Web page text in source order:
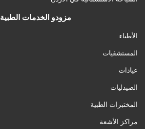
مزودو الخدمات الطبية
الأطباء
المستشفيات
عيادات
الصيدليات
المختبرات الطبية
مراكز الأشعة